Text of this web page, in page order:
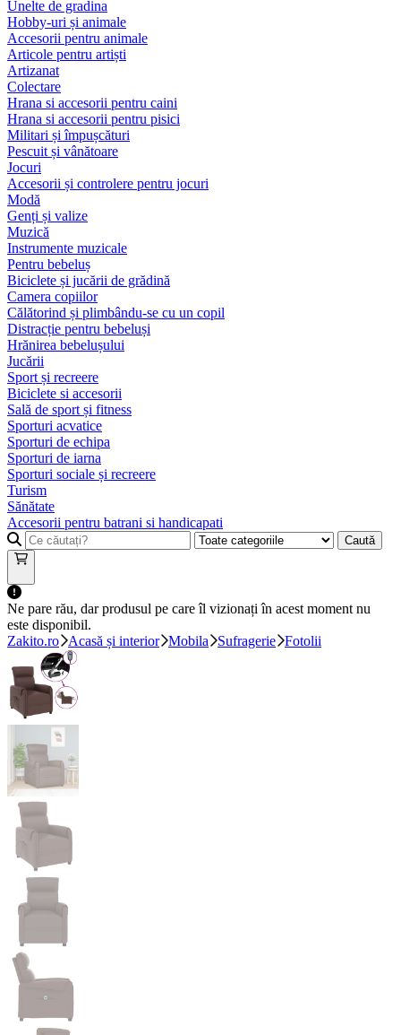
Unelte de gradina
Hobby-uri și animale
Accesorii pentru animale
Articole pentru artiști
Artizanat
Colectare
Hrana si accesorii pentru caini
Hrana si accesorii pentru pisici
Militari și împușcături
Pescuit și vânătoare
Jocuri
Accesorii și controlere pentru jocuri
Modă
Genți și valize
Muzică
Instrumente muzicale
Pentru bebeluș
Biciclete și jucării de grădină
Camera copiilor
Călătorind și plimbându-se cu un copil
Distracție pentru bebeluși
Hrănirea bebelușului
Jucării
Sport și recreere
Biciclete si accesorii
Sală de sport și fitness
Sporturi acvatice
Sporturi de echipa
Sporturi de iarna
Sporturi sociale și recreere
Turism
Sănătate
Accesorii pentru batrani si handicapati
Caută
Ne pare rău, dar produsul pe care îl vizionați în acest moment nu
este disponibil.
Zakito.ro
Acasă și interior Mobila Sufragerie Fotolii